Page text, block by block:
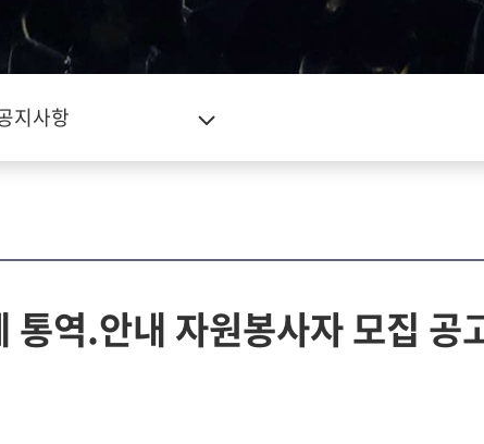
지사항
통역.안내 자원봉사자 모집 공